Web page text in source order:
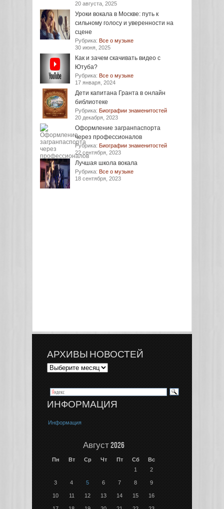
20 августа, 2025
Уроки вокала в Москве: путь к
сильному голосу и уверенности на
сцене
Рубрика: Все о музыке
30 июня, 2025
Как и зачем скачивать видео с
Ютуба?
Рубрика: Все о музыке
17 января, 2024
Дети капитана Гранта в онлайн
библиотеке
Рубрика: Биографии знаменитостей
20 декабря, 2023
Оформление загранпаспорта
через профессионалов
Рубрика: Биографии знаменитостей
22 сентября, 2023
Лучшая школа вокала
Рубрика: Все о музыке
18 сентября, 2023
АРХИВЫ НОВОСТЕЙ
ИНФОРМАЦИЯ
Информация
Август 2026
Пн Вт Ср Чт Пт Сб
Вс
1
2
3 4 5 6 7 8 9
10 11 12 13 14 15 16